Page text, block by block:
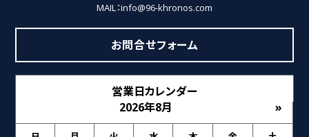
MAIL：info@96-khronos.com
お問合せフォーム
営業日カレンダー
2026年8月
»